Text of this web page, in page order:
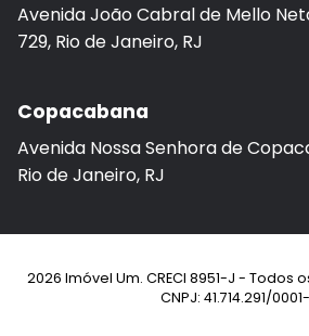
Avenida João Cabral de Mello
729, Rio de Janeiro, RJ
Copacabana
Avenida Nossa Senhora de
Rio de Janeiro, RJ
2026 Imóvel Um. CRECI 8951-J - Todos
CNPJ: 41.714.291/